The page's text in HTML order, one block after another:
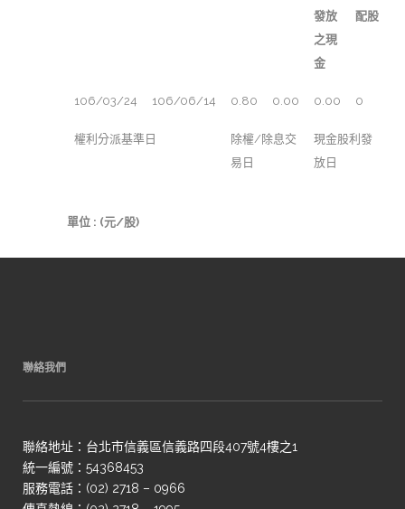
發放
之現
金
配股
106/03/24 106/06/14 0.80 0.00 0.00 0
權利分派基準日
除權/除息交
易日
現金股利發
放日
單位 : (元/股)
聯絡我們
聯絡地址：台北市信義區信義路四段407號4樓之1
統一編號：54368453
服務電話：(02) 2718 – 0966